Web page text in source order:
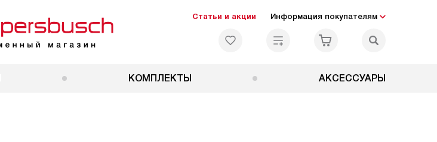
Статьи и акции Информация покупателям
КОМПЛЕКТЫ АКСЕССУАРЫ